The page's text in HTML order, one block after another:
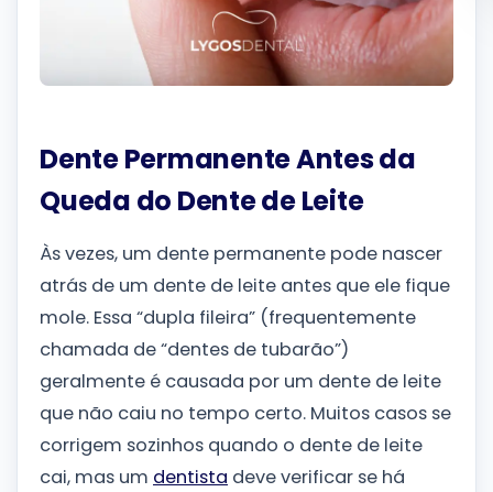
Dente Permanente Antes da
Queda do Dente de Leite
Às vezes, um dente permanente pode nascer
atrás de um dente de leite antes que ele fique
mole. Essa “dupla fileira” (frequentemente
chamada de “dentes de tubarão”)
geralmente é causada por um dente de leite
que não caiu no tempo certo. Muitos casos se
corrigem sozinhos quando o dente de leite
cai, mas um dentista deve verificar se há